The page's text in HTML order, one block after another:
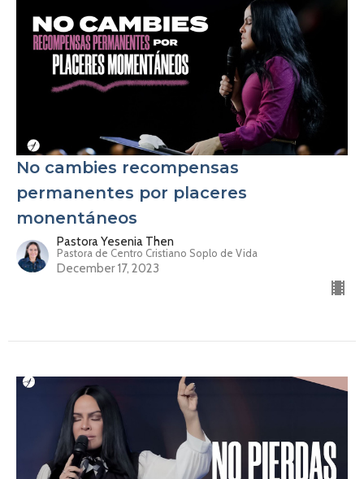
No cambies recompensas
permanentes por placeres
monentáneos
Pastora Yesenia Then
Pastora de Centro Cristiano Soplo de Vida
December 17, 2023